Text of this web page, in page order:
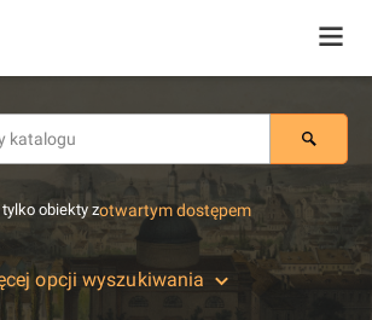
tylko obiekty zotwartym dostępem
opcji wyszukiwania